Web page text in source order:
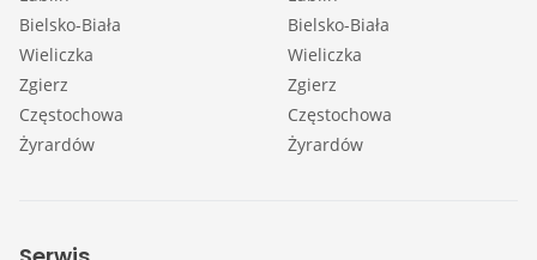
Bielsko-Biała
Wieliczka
Zgierz
Częstochowa
Żyrardów
Bielsko-Biała
Wieliczka
Zgierz
Częstochowa
Żyrardów